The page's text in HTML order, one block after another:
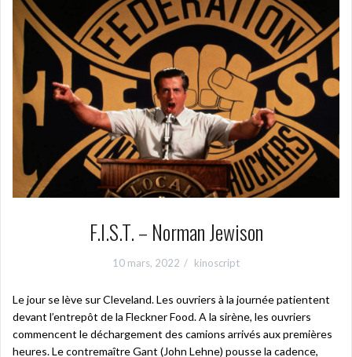
F.I.S.T. – Norman Jewison
10 mars, 2022 kinoscript
Le jour se lève sur Cleveland. Les ouvriers à la journée patientent
devant l’entrepôt de la Fleckner Food. A la sirène, les ouvriers
commencent le déchargement des camions arrivés aux premières
heures. Le contremaître Gant (John Lehne) pousse la cadence,